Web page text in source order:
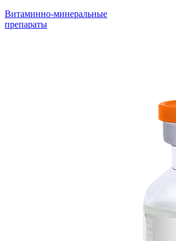
Витаминно-минеральные
препараты